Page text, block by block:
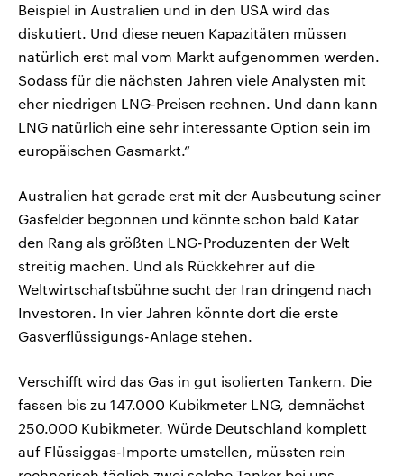
Beispiel in Australien und in den USA wird das
diskutiert. Und diese neuen Kapazitäten müssen
natürlich erst mal vom Markt aufgenommen werden.
Sodass für die nächsten Jahren viele Analysten mit
eher niedrigen LNG-Preisen rechnen. Und dann kann
LNG natürlich eine sehr interessante Option sein im
europäischen Gasmarkt.“
Australien hat gerade erst mit der Ausbeutung seiner
Gasfelder begonnen und könnte schon bald Katar
den Rang als größten LNG-Produzenten der Welt
streitig machen. Und als Rückkehrer auf die
Weltwirtschaftsbühne sucht der Iran dringend nach
Investoren. In vier Jahren könnte dort die erste
Gasverflüssigungs-Anlage stehen.
Verschifft wird das Gas in gut isolierten Tankern. Die
fassen bis zu 147.000 Kubikmeter LNG, demnächst
250.000 Kubikmeter. Würde Deutschland komplett
auf Flüssiggas-Importe umstellen, müssten rein